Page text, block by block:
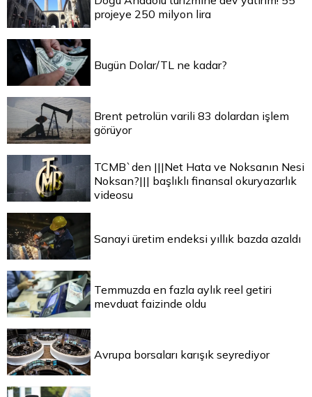
projeye 250 milyon lira
Bugün Dolar/TL ne kadar?
Brent petrolün varili 83 dolardan işlem
görüyor
TCMB`den |||Net Hata ve Noksanın Nesi
Noksan?||| başlıklı finansal okuryazarlık
videosu
Sanayi üretim endeksi yıllık bazda azaldı
Temmuzda en fazla aylık reel getiri
mevduat faizinde oldu
Avrupa borsaları karışık seyrediyor